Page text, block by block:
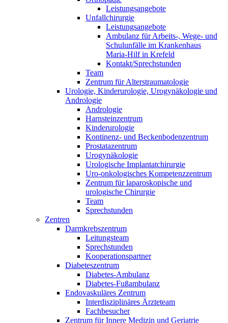
Leistungsangebote
Unfallchirurgie
Leistungsangebote
Ambulanz für Arbeits-, Wege- und
Schulunfälle im Krankenhaus
Maria-Hilf in Krefeld
Kontakt/Sprechstunden
Team
Zentrum für Alterstraumatologie
Urologie, Kinderurologie, Urogynäkologie und
Andrologie
Andrologie
Harnsteinzentrum
Kinderurologie
Kontinenz- und Beckenbodenzentrum
Prostatazentrum
Urogynäkologie
Urologische Implantatchirurgie
Uro-onkologisches Kompetenzzentrum
Zentrum für laparoskopische und
urologische Chirurgie
Team
Sprechstunden
Zentren
Darmkrebszentrum
Leitungsteam
Sprechstunden
Kooperationspartner
Diabeteszentrum
Diabetes-Ambulanz
Diabetes-Fußambulanz
Endovaskuläres Zentrum
Interdisziplinäres Ärzteteam
Fachbesucher
Zentrum für Innere Medizin und Geriatrie